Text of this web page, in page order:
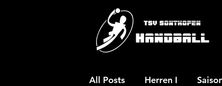
All Posts Herren I